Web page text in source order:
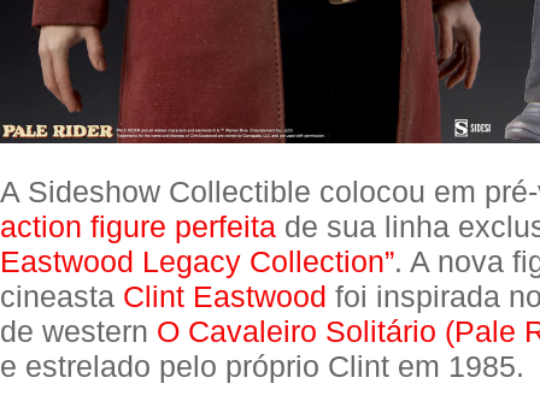
A Sideshow Collectible colocou em
action figure perfeita de sua linha
Eastwood Legacy Collection”. A nova
cineasta Clint Eastwood foi inspirada
de western O Cavaleiro Solitário (Pale
e estrelado pelo próprio Clint em 1985.